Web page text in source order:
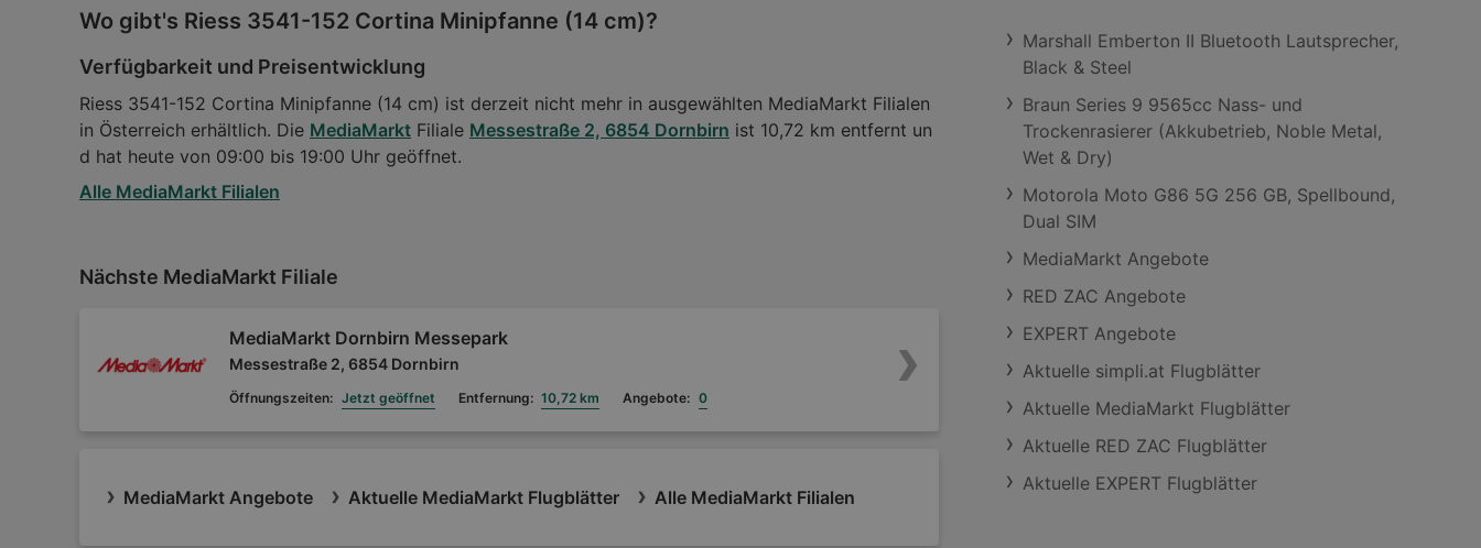
Wo gibt's Riess 3541-152 Cortina Minipfanne (14 cm)?
Verfügbarkeit und Preisentwicklung
Riess 3541-152 Cortina Minipfanne (14 cm) ist derzeit nicht mehr in ausgewählten MediaMarkt Filialen
in Österreich erhältlich. Die MediaMarkt Filiale Messestraße 2, 6854 Dornbirn ist 10,72 km entfernt un
d hat heute von 09:00 bis 19:00 Uhr geöffnet.
Alle MediaMarkt Filialen
Nächste MediaMarkt Filiale
MediaMarkt Dornbirn Messepark
Messestraße 2, 6854 Dornbirn
Öffnungszeiten: Jetzt geöffnet Entfernung: 10,72 km Angebote: 0
MediaMarkt Angebote Aktuelle MediaMarkt Flugblätter Alle MediaMarkt Filialen
Marshall Emberton II Bluetooth Lautsprecher,
Black & Steel
Braun Series 9 9565cc Nass- und
Trockenrasierer (Akkubetrieb, Noble Metal,
Wet & Dry)
Motorola Moto G86 5G 256 GB, Spellbound,
Dual SIM
MediaMarkt Angebote
RED ZAC Angebote
EXPERT Angebote
Aktuelle simpli.at Flugblätter
Aktuelle MediaMarkt Flugblätter
Aktuelle RED ZAC Flugblätter
Aktuelle EXPERT Flugblätter